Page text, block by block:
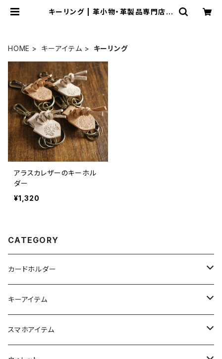
キーリング | 革小物・革製品専門店～
HOME キーアイテム キーリング
アラスカレザーのキーホル
ダー
¥1,320
CATEGORY
カードホルダー
名刺入れ
キーアイテム
キーケース
スマホアイテム